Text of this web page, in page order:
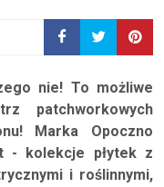
nie! To możliwe
patchworkowych
Marka Opoczno
- kolekcje płytek z
i roślinnymi,